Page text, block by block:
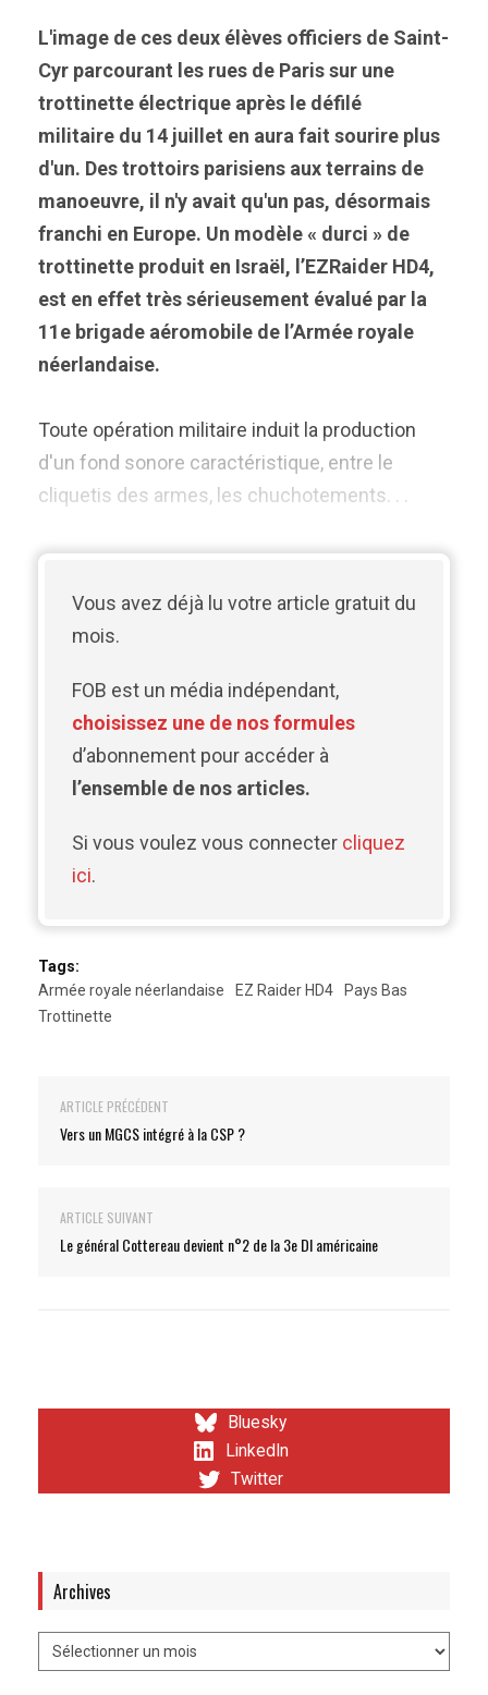
L'image de ces deux élèves officiers de Saint-
Cyr parcourant les rues de Paris sur une
trottinette électrique après le défilé
militaire du 14 juillet en aura fait sourire plus
d'un. Des trottoirs parisiens aux terrains de
manoeuvre, il n'y avait qu'un pas, désormais
franchi en Europe. Un modèle « durci » de
trottinette produit en Israël, l’EZRaider HD4,
est en effet très sérieusement évalué par la
11e brigade aéromobile de l’Armée royale
néerlandaise.
Toute opération militaire induit la production
d'un fond sonore caractéristique, entre le
cliquetis des armes, les chuchotements. . .
Vous avez déjà lu votre article gratuit du
mois.
FOB est un média indépendant,
choisissez une de nos formules
d’abonnement pour accéder à
l’ensemble de nos articles.
Si vous voulez vous connecter cliquez
ici.
Tags:
Armée royale néerlandaise
EZ Raider HD4
Pays Bas
Trottinette
ARTICLE PRÉCÉDENT
Vers un MGCS intégré à la CSP ?
ARTICLE SUIVANT
Le général Cottereau devient n°2 de la 3e DI américaine
Bluesky
LinkedIn
Twitter
Archives